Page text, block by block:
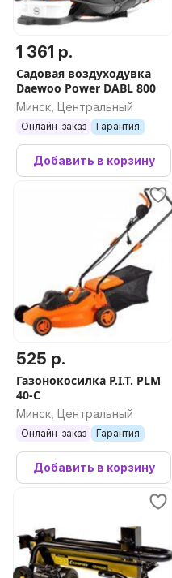
1 361 р.
Садовая воздуходувка
Daewoo Power DABL 800
Минск, Центральный
Онлайн-заказ Гарантия
Добавить в корзину
525 р.
Газонокосилка P.I.T. PLM
40-C
Минск, Центральный
Онлайн-заказ Гарантия
Добавить в корзину